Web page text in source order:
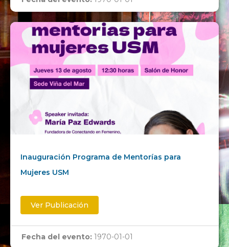
Inauguración Programa de Mentorías para
Mujeres USM
Ver Publicación
Fecha del evento: 1970-01-01